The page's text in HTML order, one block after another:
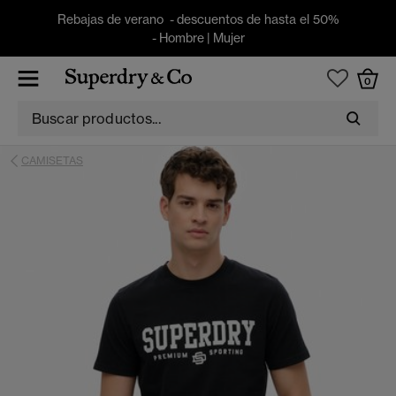
Rebajas de verano - descuentos de hasta el 50%
- Hombre| Mujer
0
CAMISETAS